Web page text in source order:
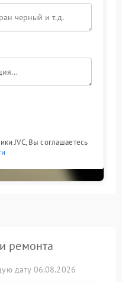
JVC, Вы соглашаетесь
ремонта
дату 06.08.2026